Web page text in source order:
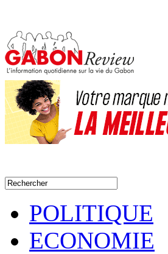
POLITIQUE
ECONOMIE